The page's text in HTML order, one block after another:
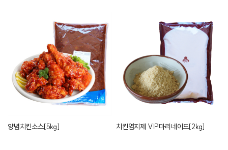
양념치킨소스[5kg] 치킨염지제 VIP마리네이드[2kg]